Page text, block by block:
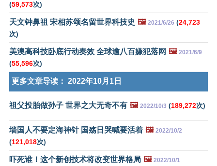
(59,573次)
天文钟鼻祖 宋相苏颂名留世界科技史 🖼️ 2021/6/26 (24,723
次)
美澳高科技卧底行动奏效 全球逾八百嫌犯落网 🖼️ 2021/6/9
(55,596次)
更多文章导读： 2022年10月1日
祖父投胎做孙子 世界之大无奇不有 🖼️ 2022/10/3 (189,272次)
墙国人不要定海神针 国殇日哭喊要活着 🖼️ 2022/10/2
(121,018次)
吓死谁！这个新创技术将改变世界格局 🖼️ 2022/10/1